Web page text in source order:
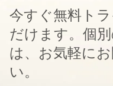
今すぐ無料ト
だけます。個
は、お気軽に
い。